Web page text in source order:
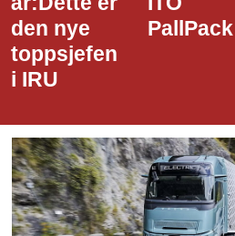
PallPack
Customs